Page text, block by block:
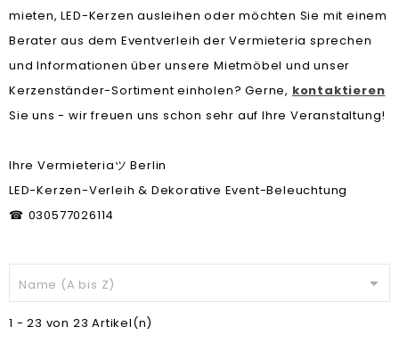
mieten, LED-Kerzen ausleihen oder möchten Sie mit einem
Berater aus dem Eventverleih der Vermieteria sprechen
und Informationen über unsere Mietmöbel und unser
Kerzenständer-Sortiment einholen? Gerne, kontaktieren
Sie uns - wir freuen uns schon sehr auf Ihre Veranstaltung!
Ihre Vermieteria ツ Berlin
LED-Kerzen-Verleih & Dekorative Event-Beleuchtung
☎ 030577026114
Name (A bis Z) 
1 - 23 von 23 Artikel(n)